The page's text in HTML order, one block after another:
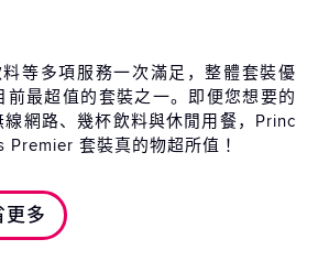
等多項服務一次滿足，整體套裝優
前最超值的套裝之一。即便您想要的
網路、幾杯飲料與休閒用餐，Princ
套裝真的物超所值！
更多